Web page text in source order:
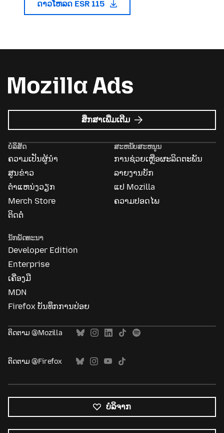
ດາວໂຫລດ ESR 115
ສຶກສາເພີ່ມເຕີມ ກ່ຽວກັບ
Mozilla
ບໍລິສັດ
ຄວາມເປັນຜູ້ນຳ
ສູນຂ່າວ
ຕຳແຫນ່ງວຽກ
Merch Store
ຕິດຕໍ່
ສະຫນັບສະຫນູນ
ການຊ່ວຍເຫຼືອຜະລິດຕະພັນ
ລາຍງານບັກ
ແປ Mozilla
ຄວາມປອດໄພ
ນັກພັດທະນາ
Developer Edition
Enterprise
ເຄື່ອງມື
MDN
Firefox ບັນທຶກການປ່ອຍ
ຕິດຕາມ @Mozilla
ຕິດຕາມ @Firefox
ບໍລິຈາກ